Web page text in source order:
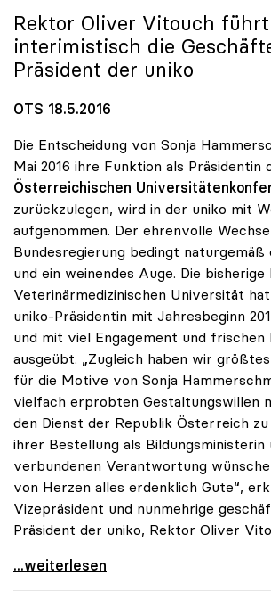
Rektor Oliver Vitouch führt
interimistisch die
Präsident der uniko
OTS 18.5.2016
Die Entscheidung von Sonja
Mai 2016 ihre Funktion als Präsidentin
Österreichischen
zurückzulegen, wird in der uniko mit
aufgenommen. Der ehrenvolle
Bundesregierung bedingt naturgemäß
und ein weinendes Auge. Die
Veterinärmedizinischen Universität
uniko-Präsidentin mit Jahresbeginn
und mit viel Engagement und frischen
ausgeübt. „Zugleich haben wir
für die Motive von Sonja
vielfach erprobten Gestaltungswillen
den Dienst der Republik Österreich
ihrer Bestellung als Bildungsministerin
verbundenen Verantwortung
von Herzen alles erdenklich Gute“,
Vizepräsident und nunmehrige
Präsident der uniko, Rektor Oliver
uniko gratuliert Sonja Hammerschmid
...weiterlesen